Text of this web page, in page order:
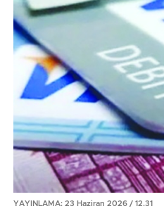
YAYINLAMA: 23 Haziran 2026 / 12.31